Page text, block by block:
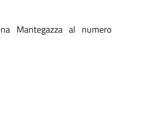
Mantegazza al numero